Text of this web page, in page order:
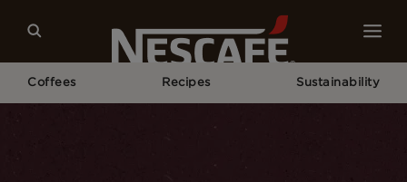
Coffees Recipes Sustainability